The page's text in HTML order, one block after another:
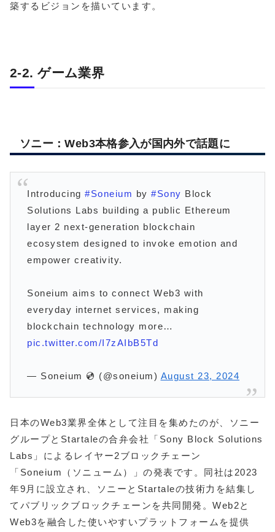
築するビジョンを描いています。
2-2. ゲーム業界
ソニー：Web3本格参入が国内外で話題に
Introducing #Soneium by #Sony Block
Solutions Labs building a public Ethereum
layer 2 next-generation blockchain
ecosystem designed to invoke emotion and
empower creativity.
Soneium aims to connect Web3 with
everyday internet services, making
blockchain technology more…
pic.twitter.com/I7zAIbB5Td
— Soneium 💿 (@soneium) August 23, 2024
日本のWeb3業界全体として注目を集めたのが、ソニー
グループとStartaleの合弁会社「Sony Block Solutions
Labs」によるレイヤー2ブロックチェーン
「Soneium（ソニューム）」の発表です。同社は2023
年9月に設立され、ソニーとStartaleの技術力を結集し
てパブリックブロックチェーンを共同開発。Web2と
Web3を融合した使いやすいプラットフォームを提供